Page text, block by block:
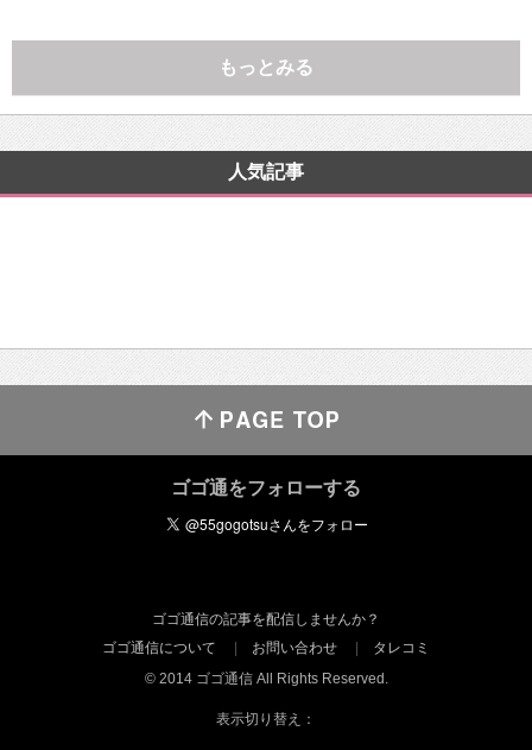
もっとみる
人気記事
ゴゴ通をフォローする
ゴゴ通信の記事を配信しませんか？
ゴゴ通信について
お問い合わせ
タレコミ
© 2014 ゴゴ通信 All Rights Reserved.
表示切り替え：